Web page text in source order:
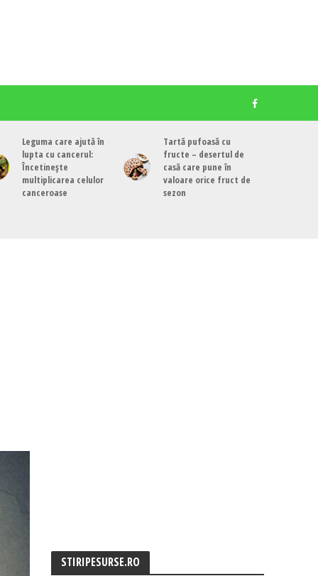
Leguma care ajută în
lupta cu cancerul:
Încetinește
multiplicarea celulor
canceroase
Tartă pufoasă cu
fructe – desertul de
casă care pune în
valoare orice fruct de
sezon
STIRIPESURSE.RO